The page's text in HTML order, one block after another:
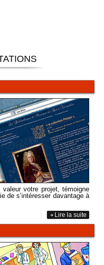
votre projet, témoigne
de s’intéresser davantage à
Lire la suite